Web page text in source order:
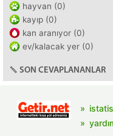
hayvan (0)
kayıp (0)
kan aranıyor (0)
ev/kalacak yer (0)
SON CEVAPLANANLAR